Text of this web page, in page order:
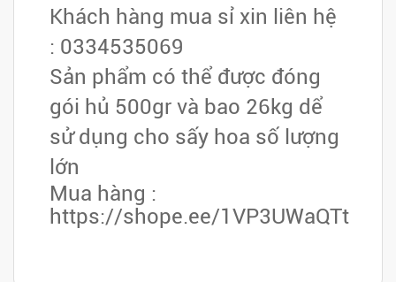
Khách hàng mua sỉ xin liên hệ
: 0334535069
Sản phẩm có thể được đóng
gói hủ 500gr và bao 26kg dể
sử dụng cho sấy hoa số lượng
lớn
Mua hàng :
https://shope.ee/1VP3UWaQTt